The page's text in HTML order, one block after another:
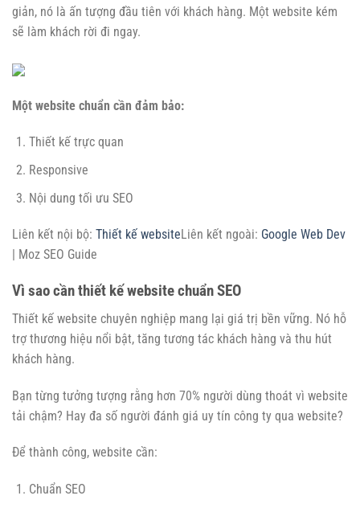
giản, nó là ấn tượng đầu tiên với khách hàng. Một website kém
sẽ làm khách rời đi ngay.
Một website chuẩn cần đảm bảo:
Thiết kế trực quan
Responsive
Nội dung tối ưu SEO
Liên kết nội bộ: Thiết kế websiteLiên kết ngoài: Google Web Dev
| Moz SEO Guide
Vì sao cần thiết kế website chuẩn SEO
Thiết kế website chuyên nghiệp mang lại giá trị bền vững. Nó hỗ
trợ thương hiệu nổi bật, tăng tương tác khách hàng và thu hút
khách hàng.
Bạn từng tưởng tượng rằng hơn 70% người dùng thoát vì website
tải chậm? Hay đa số người đánh giá uy tín công ty qua website?
Để thành công, website cần:
Chuẩn SEO